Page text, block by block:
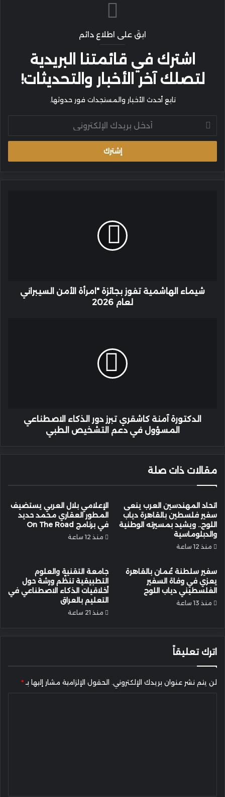
ابقَ على اطلاع دائم
اشترك في قائمتنا البريدية
لتصلك آخر الأخبار والتحديثات!
تابع أحدث الأخبار والمستجدات فور حدوثها.
بريدك
الإلكتروني
شيماء الهاشمية تفوز بجائزة "امرأة الأمن السيبراني
لعام 2026
الدكتورة آمنة كاشقري تبرز دور الذكاء الاصطناعي
المسؤول في دعم التشخيص الطبي
مقالات ذات صلة
اتحاد المهندسين العرب ينعى
سفير فلسطين بالقاهرة دياب
اللوح.. ويشيد بمسيرته الوطنية
والدبلوماسية
منذ 12 ساعة
الإعلامي بلال العربي يستضيف
المطور العقاري محمد حديد
في برنامج On The Road
منذ 12 ساعة
سفير سلطنة عُمان بالقاهرة
يعزي في وفاة السفير
الفلسطيني دياب اللوح
منذ 13 ساعة
جامعة التقنية والعلوم
التطبيقية تنظّم ورشة حول
أخلاقيات الذكاء الاصطناعي في
التعليم بالعراق
منذ 21 ساعة
اترك تعليقاً
لن يتم نشر عنوان بريدك الإلكتروني. الحقول الإلزامية مشار إليها بـ *